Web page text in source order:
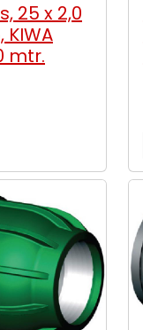
25 x 2,0
KIWA
mtr.